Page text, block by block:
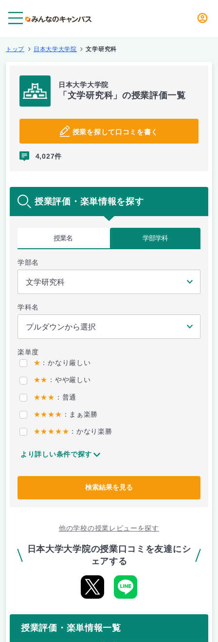
トップ 日本大学大学院 文学研究科
日本大学大学院
「文学研究科」の授業評価一覧
授業を探して口コミを書く
4,027件
授業評価・楽単情報を探す
授業名 学部学科
学部名
学科名
楽単度
★ ：かなり厳しい
★★ ：やや厳しい
★★★ ：普通
★★★★ ：まぁ楽勝
★★★★★ ：かなり楽勝
より詳しい条件で探す
検索結果を見る
他の学校の授業レビューを探す
日本大学大学院の授業口コミを友達にシ
ェアする
授業評価・楽単情報一覧